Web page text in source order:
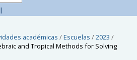
académicas /Escuelas /2023 /
and Tropical Methods for Solving